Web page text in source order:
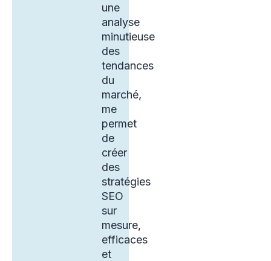
une
analyse
minutieuse
des
tendances
du
marché,
me
permet
de
créer
des
stratégies
SEO
sur
mesure,
efficaces
et